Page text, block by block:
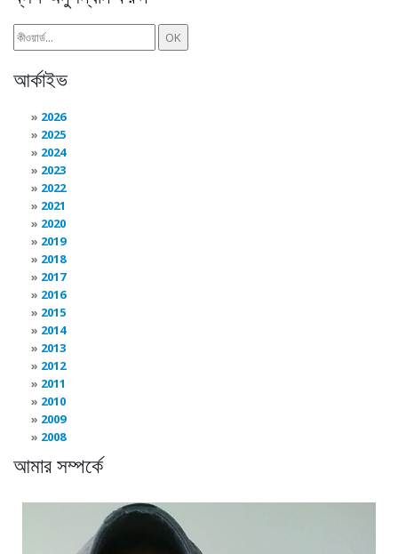
আর্কাইভ
2026
2025
2024
2023
2022
2021
2020
2019
2018
2017
2016
2015
2014
2013
2012
2011
2010
2009
2008
আমার সম্পর্কে